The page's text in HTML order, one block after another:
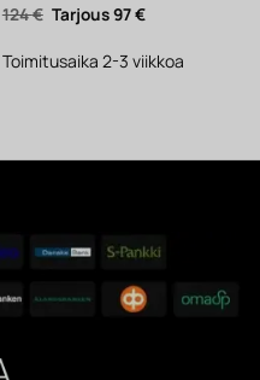
124€ Alkuperäinen
hinta
124 €.
97€Nykyinen
97 €.
Toimitusaika 2-3 viikkoa